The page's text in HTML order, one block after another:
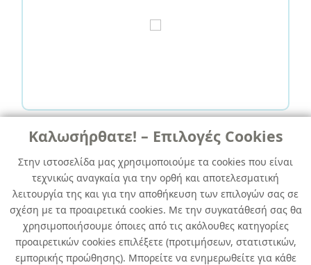
Καλωσήρθατε! – Επιλογές Cookies
Στην ιστοσελίδα μας χρησιμοποιούμε τα cookies που είναι
τεχνικώς αναγκαία για την ορθή και αποτελεσματική
λειτουργία της και για την αποθήκευση των επιλογών σας σε
σχέση με τα προαιρετικά cookies. Με την συγκατάθεσή σας θα
χρησιμοποιήσουμε όποιες από τις ακόλουθες κατηγορίες
προαιρετικών cookies επιλέξετε (προτιμήσεων, στατιστικών,
εμπορικής προώθησης). Μπορείτε να ενημερωθείτε για κάθε
ΠΡΟΙΟΝΤΑ ΚΑΤΑ ΤΗΣ ΥΓΡΑΣΙΑΣ
HUMYDRY ΣΥΛΛΕΚΤΗΣ ΥΓΡΑΣΙΑΣ
MINI 75 Γρ. ΜΗΛΟ
κωδ. 431250081
12τμχ / συσκευασία